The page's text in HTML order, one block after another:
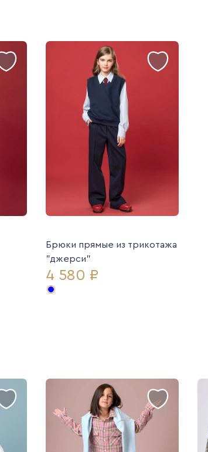
Брюки прямые из трикотажа
"джерси"
4 580 ₽